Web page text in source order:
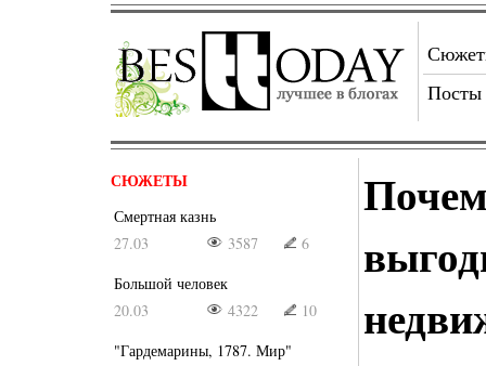
Посты
СЮЖЕТЫ
Смертная казнь
27.03
3587
6
Большой человек
20.03
4322
10
"Гардемарины, 1787. Мир"